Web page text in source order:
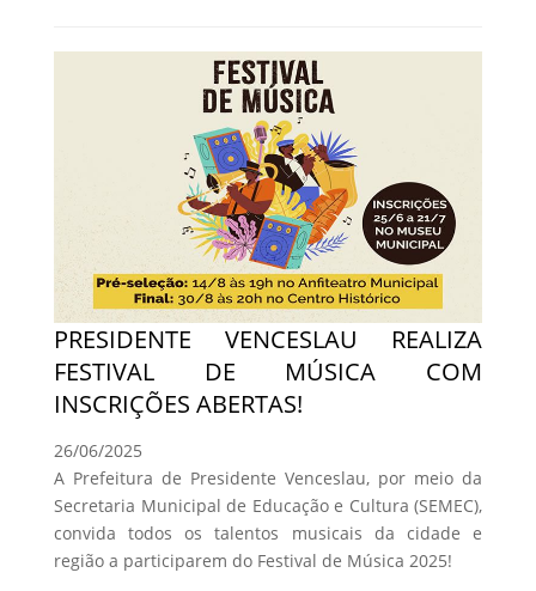
PRESIDENTE VENCESLAU REALIZA
FESTIVAL DE MÚSICA COM
INSCRIÇÕES ABERTAS!
26/06/2025
A Prefeitura de Presidente Venceslau, por meio da
Secretaria Municipal de Educação e Cultura (SEMEC),
convida todos os talentos musicais da cidade e
região a participarem do Festival de Música 2025!